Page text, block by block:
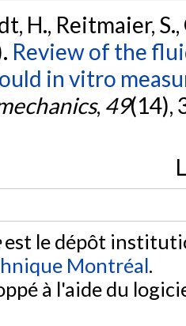
H., Reitmaier,
Review of the
in vitro
, 49(14),
est le dépôt
Montréal.
à l'aide du